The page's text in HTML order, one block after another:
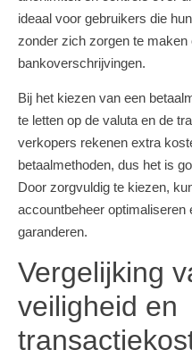
ideaal voor gebruikers die
zonder zich zorgen te maken
bankoverschrijvingen.
Bij het kiezen van een
te letten op de valuta en de
verkopers rekenen extra
betaalmethoden, dus het is
Door zorgvuldig te kiezen,
accountbeheer optimaliseren
garanderen.
Vergelijking
veiligheid en